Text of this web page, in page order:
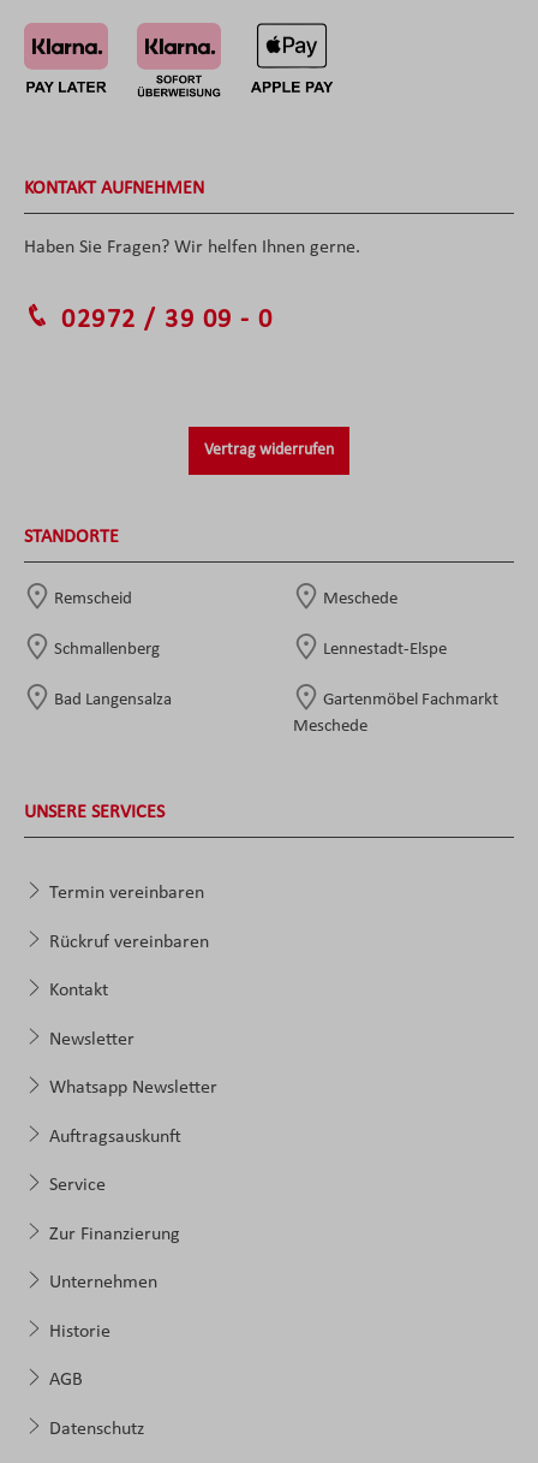
KONTAKT AUFNEHMEN
Haben Sie Fragen? Wir helfen Ihnen gerne.
02972 / 39 09 - 0
Vertrag widerrufen
STANDORTE
Remscheid Meschede
Schmallenberg Lennestadt-Elspe
Bad Langensalza
Gartenmöbel Fachmarkt
Meschede
UNSERE SERVICES
Termin vereinbaren
Rückruf vereinbaren
Kontakt
Newsletter
Whatsapp Newsletter
Auftragsauskunft
Service
Zur Finanzierung
Unternehmen
Historie
AGB
Datenschutz